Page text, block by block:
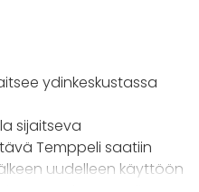
ydinkeskustassa
sijaitseva
Temppeli saatiin
uudelleen käyttöön